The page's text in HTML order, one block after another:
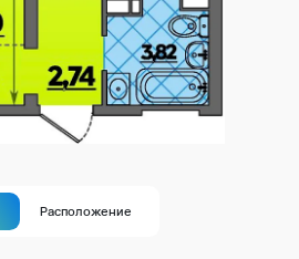
Расположение